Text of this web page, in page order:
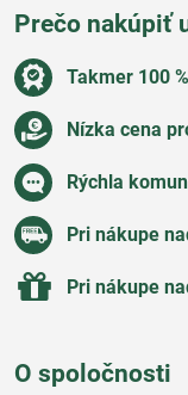
Prečo nakúpiť
Takmer 100
Nízka cena
Rýchla
Pri nákupe
Pri nákupe
O spoločnosti